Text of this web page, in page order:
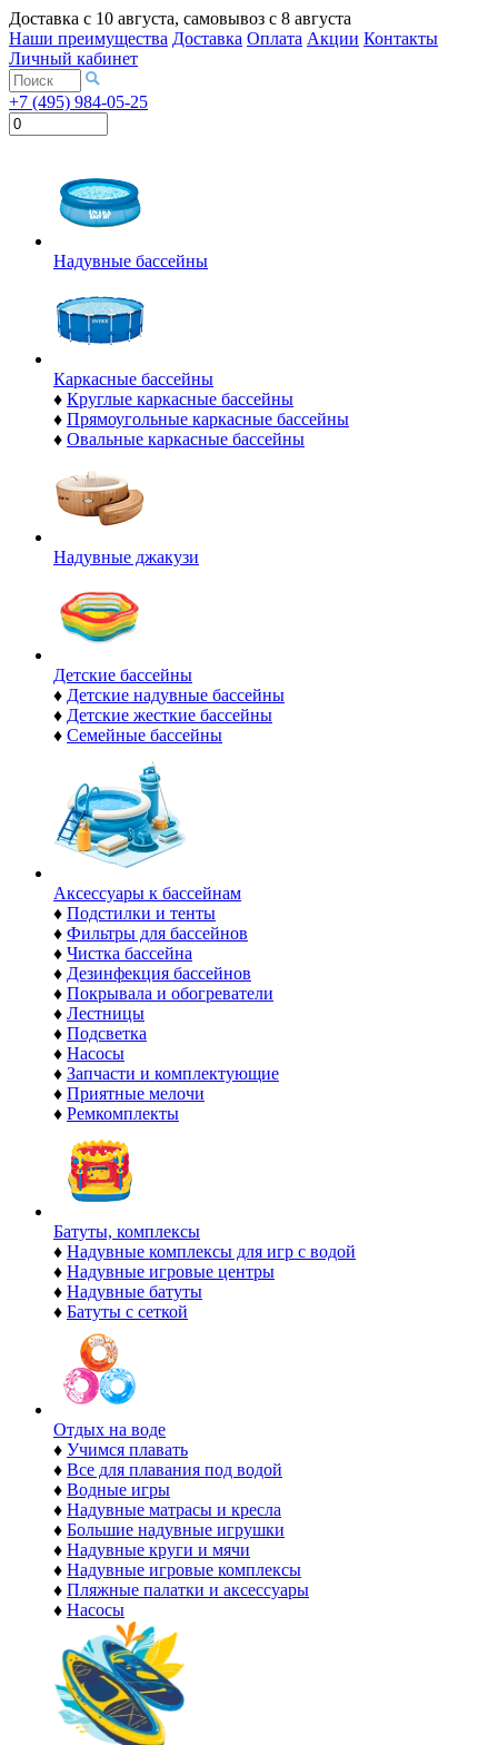
Доставка с 10 августа, самовывоз с 8 августа
Наши преимущества Доставка Оплата Акции Контакты
Личный кабинет
+7 (495) 984-05-25
Надувные бассейны
Каркасные бассейны
♦ Круглые каркасные бассейны
♦ Прямоугольные каркасные бассейны
♦ Овальные каркасные бассейны
Надувные джакузи
Детские бассейны
♦ Детские надувные бассейны
♦ Детские жесткие бассейны
♦ Семейные бассейны
Аксессуары к бассейнам
♦ Подстилки и тенты
♦ Фильтры для бассейнов
♦ Чистка бассейна
♦ Дезинфекция бассейнов
♦ Покрывала и обогреватели
♦ Лестницы
♦ Подсветка
♦ Насосы
♦ Запчасти и комплектующие
♦ Приятные мелочи
♦ Ремкомплекты
Батуты, комплексы
♦ Надувные комплексы для игр с водой
♦ Надувные игровые центры
♦ Надувные батуты
♦ Батуты с сеткой
Отдых на воде
♦ Учимся плавать
♦ Все для плавания под водой
♦ Водные игры
♦ Надувные матрасы и кресла
♦ Большие надувные игрушки
♦ Надувные круги и мячи
♦ Надувные игровые комплексы
♦ Пляжные палатки и аксессуары
♦ Насосы